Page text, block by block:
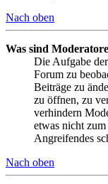
Nach oben
Was sind
Die Aufgabe
Forum zu
Beiträge zu
zu öffnen, zu
verhindern
etwas nicht zum
Angreifendes
Nach oben